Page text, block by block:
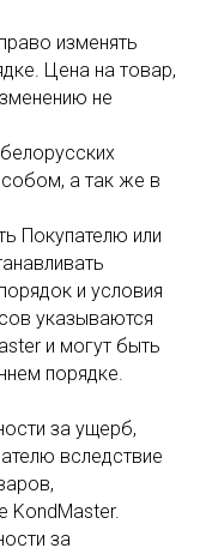
изменять
Цена на товар,
не
а так же в
Покупателю или
и условия
указываются
и могут быть
порядке.
за ущерб,
вследствие
KondMaster.
за